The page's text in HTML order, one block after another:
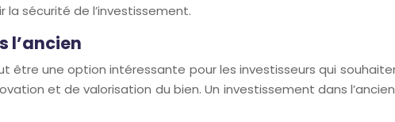
sécurité de l’investissement.
l’ancien
être une option intéressante pour les investisseurs qui
et de valorisation du bien. Un investissement dans